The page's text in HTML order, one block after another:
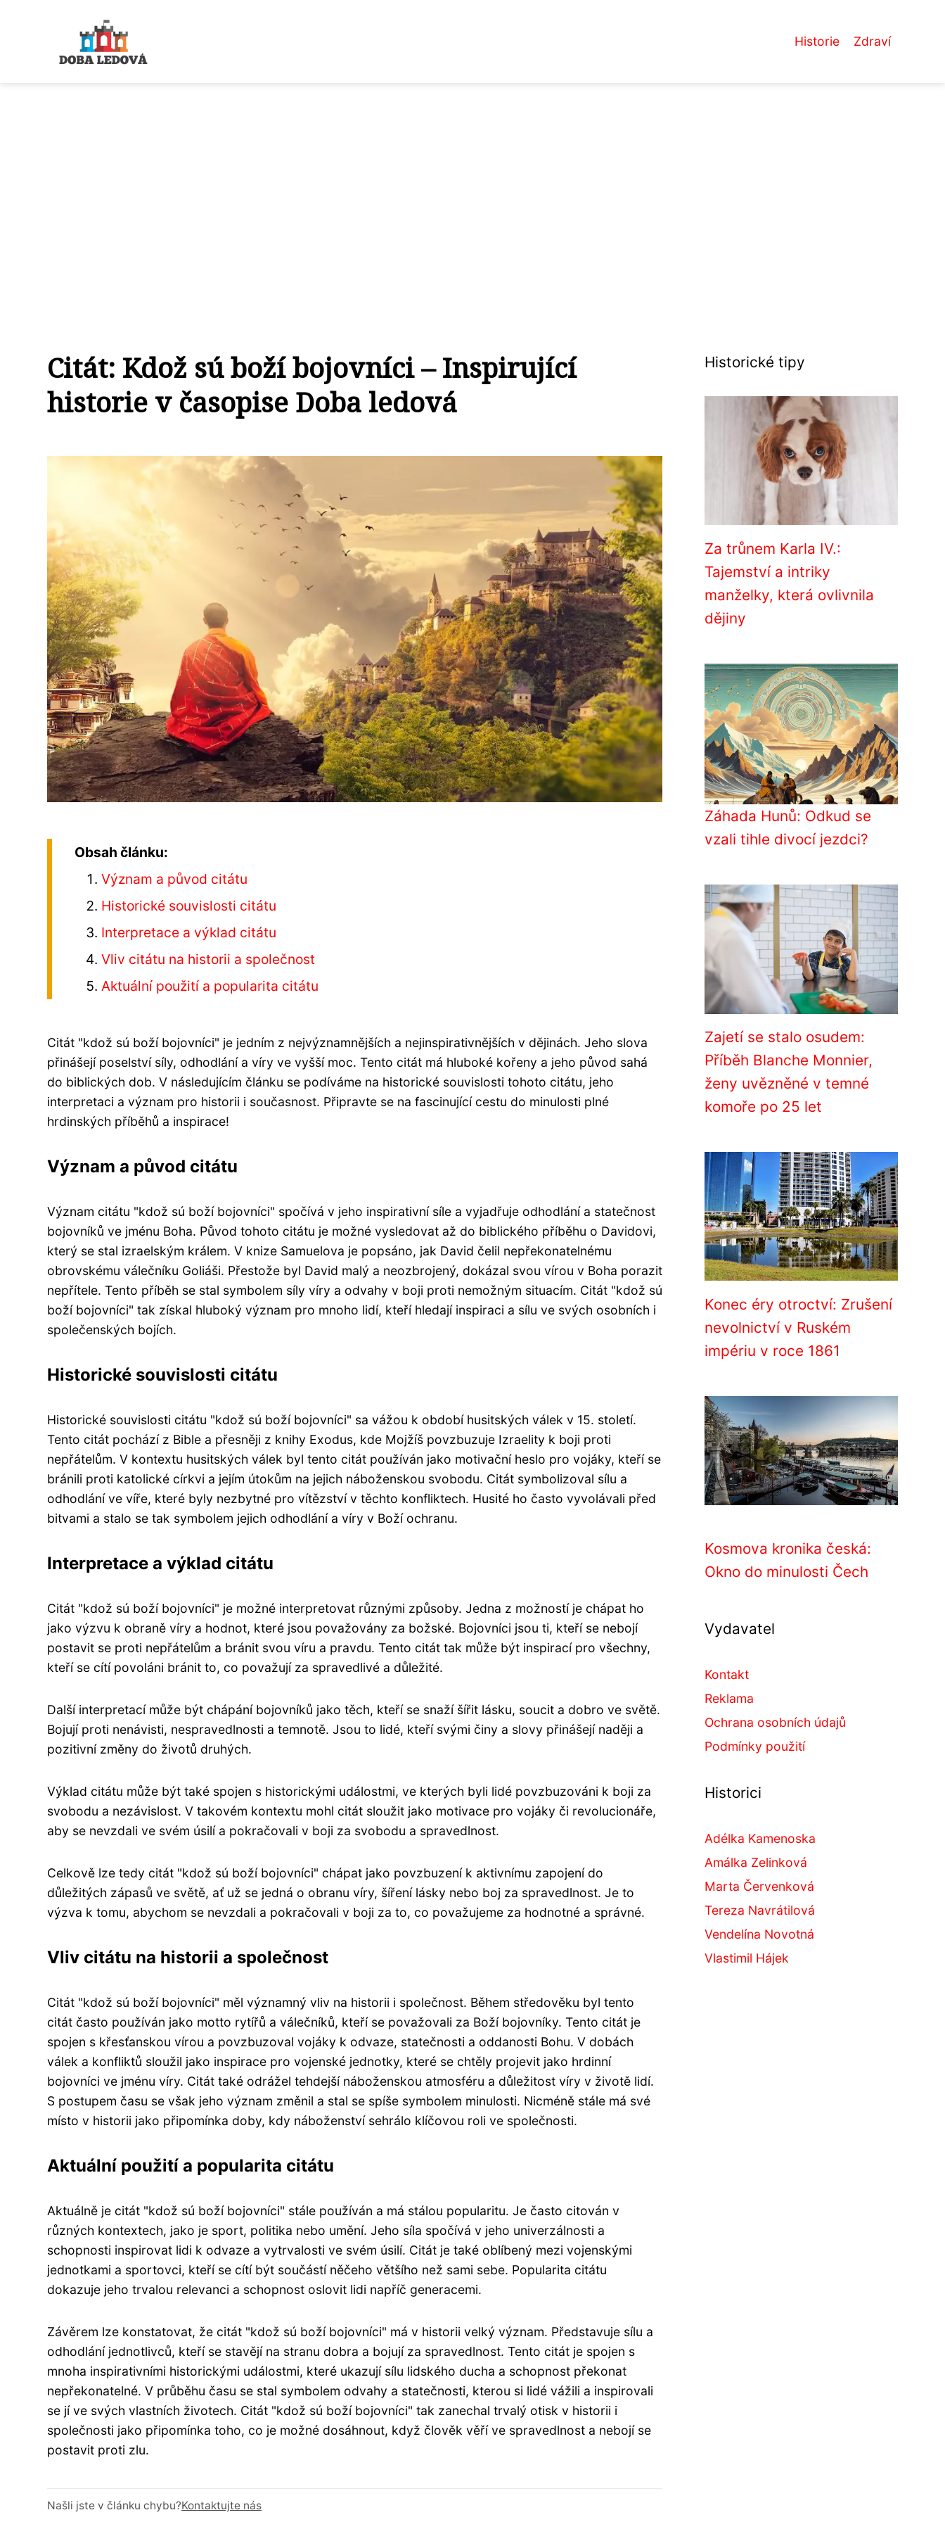
Historie Zdraví
Citát: Kdož sú boží bojovníci – Inspirující
historie v časopise Doba ledová
Obsah článku:
Význam a původ citátu
Historické souvislosti citátu
Interpretace a výklad citátu
Vliv citátu na historii a společnost
Aktuální použití a popularita citátu
Citát "kdož sú boží bojovníci" je jedním z nejvýznamnějších a nejinspirativnějších v dějinách. Jeho slova
přinášejí poselství síly, odhodlání a víry ve vyšší moc. Tento citát má hluboké kořeny a jeho původ sahá
do biblických dob. V následujícím článku se podíváme na historické souvislosti tohoto citátu, jeho
interpretaci a význam pro historii i současnost. Připravte se na fascinující cestu do minulosti plné
hrdinských příběhů a inspirace!
Význam a původ citátu
Význam citátu "kdož sú boží bojovníci" spočívá v jeho inspirativní síle a vyjadřuje odhodlání a statečnost
bojovníků ve jménu Boha. Původ tohoto citátu je možné vysledovat až do biblického příběhu o Davidovi,
který se stal izraelským králem. V knize Samuelova je popsáno, jak David čelil nepřekonatelnému
obrovskému válečníku Goliáši. Přestože byl David malý a neozbrojený, dokázal svou vírou v Boha porazit
nepřítele. Tento příběh se stal symbolem síly víry a odvahy v boji proti nemožným situacím. Citát "kdož sú
boží bojovníci" tak získal hluboký význam pro mnoho lidí, kteří hledají inspiraci a sílu ve svých osobních i
společenských bojích.
Historické souvislosti citátu
Historické souvislosti citátu "kdož sú boží bojovníci" sa vážou k období husitských válek v 15. století.
Tento citát pochází z Bible a přesněji z knihy Exodus, kde Mojžíš povzbuzuje Izraelity k boji proti
nepřátelům. V kontextu husitských válek byl tento citát používán jako motivační heslo pro vojáky, kteří se
bránili proti katolické církvi a jejím útokům na jejich náboženskou svobodu. Citát symbolizoval sílu a
odhodlání ve víře, které byly nezbytné pro vítězství v těchto konfliktech. Husité ho často vyvolávali před
bitvami a stalo se tak symbolem jejich odhodlání a víry v Boží ochranu.
Interpretace a výklad citátu
Citát "kdož sú boží bojovníci" je možné interpretovat různými způsoby. Jedna z možností je chápat ho
jako výzvu k obraně víry a hodnot, které jsou považovány za božské. Bojovníci jsou ti, kteří se nebojí
postavit se proti nepřátelům a bránit svou víru a pravdu. Tento citát tak může být inspirací pro všechny,
kteří se cítí povoláni bránit to, co považují za spravedlivé a důležité.
Další interpretací může být chápání bojovníků jako těch, kteří se snaží šířit lásku, soucit a dobro ve světě.
Bojují proti nenávisti, nespravedlnosti a temnotě. Jsou to lidé, kteří svými činy a slovy přinášejí naději a
pozitivní změny do životů druhých.
Výklad citátu může být také spojen s historickými událostmi, ve kterých byli lidé povzbuzováni k boji za
svobodu a nezávislost. V takovém kontextu mohl citát sloužit jako motivace pro vojáky či revolucionáře,
aby se nevzdali ve svém úsilí a pokračovali v boji za svobodu a spravedlnost.
Celkově lze tedy citát "kdož sú boží bojovníci" chápat jako povzbuzení k aktivnímu zapojení do
důležitých zápasů ve světě, ať už se jedná o obranu víry, šíření lásky nebo boj za spravedlnost. Je to
výzva k tomu, abychom se nevzdali a pokračovali v boji za to, co považujeme za hodnotné a správné.
Vliv citátu na historii a společnost
Citát "kdož sú boží bojovníci" měl významný vliv na historii i společnost. Během středověku byl tento
citát často používán jako motto rytířů a válečníků, kteří se považovali za Boží bojovníky. Tento citát je
spojen s křesťanskou vírou a povzbuzoval vojáky k odvaze, statečnosti a oddanosti Bohu. V dobách
válek a konfliktů sloužil jako inspirace pro vojenské jednotky, které se chtěly projevit jako hrdinní
bojovníci ve jménu víry. Citát také odrážel tehdejší náboženskou atmosféru a důležitost víry v životě lidí.
S postupem času se však jeho význam změnil a stal se spíše symbolem minulosti. Nicméně stále má své
místo v historii jako připomínka doby, kdy náboženství sehrálo klíčovou roli ve společnosti.
Aktuální použití a popularita citátu
Aktuálně je citát "kdož sú boží bojovníci" stále používán a má stálou popularitu. Je často citován v
různých kontextech, jako je sport, politika nebo umění. Jeho síla spočívá v jeho univerzálnosti a
schopnosti inspirovat lidi k odvaze a vytrvalosti ve svém úsilí. Citát je také oblíbený mezi vojenskými
jednotkami a sportovci, kteří se cítí být součástí něčeho většího než sami sebe. Popularita citátu
dokazuje jeho trvalou relevanci a schopnost oslovit lidi napříč generacemi.
Závěrem lze konstatovat, že citát "kdož sú boží bojovníci" má v historii velký význam. Představuje sílu a
odhodlání jednotlivců, kteří se stavějí na stranu dobra a bojují za spravedlnost. Tento citát je spojen s
mnoha inspirativními historickými událostmi, které ukazují sílu lidského ducha a schopnost překonat
nepřekonatelné. V průběhu času se stal symbolem odvahy a statečnosti, kterou si lidé vážili a inspirovali
se jí ve svých vlastních životech. Citát "kdož sú boží bojovníci" tak zanechal trvalý otisk v historii i
společnosti jako připomínka toho, co je možné dosáhnout, když člověk věří ve spravedlnost a nebojí se
postavit proti zlu.
Našli jste v článku chybu?Kontaktujte nás
Historické tipy
Za trůnem Karla IV.:
Tajemství a intriky
manželky, která ovlivnila
dějiny
Záhada Hunů: Odkud se
vzali tihle divocí jezdci?
Zajetí se stalo osudem:
Příběh Blanche Monnier,
ženy uvězněné v temné
komoře po 25 let
Konec éry otroctví: Zrušení
nevolnictví v Ruském
impériu v roce 1861
Kosmova kronika česká:
Okno do minulosti Čech
Vydavatel
Kontakt
Reklama
Ochrana osobních údajů
Podmínky použití
Historici
Adélka Kamenoska
Amálka Zelinková
Marta Červenková
Tereza Navrátilová
Vendelína Novotná
Vlastimil Hájek